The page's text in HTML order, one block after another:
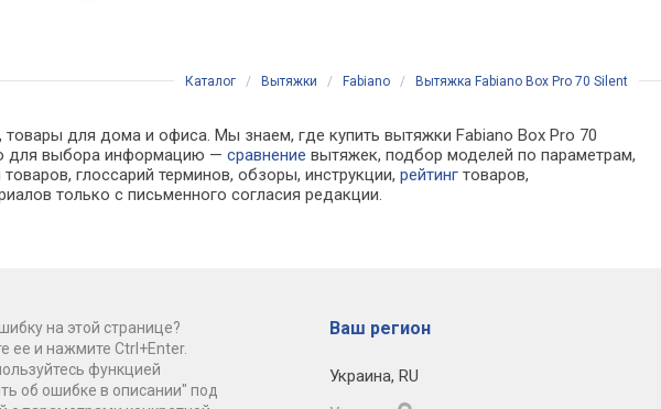
Каталог / Вытяжки / Fabiano / Вытяжка Fabiano Box Pro 70 Silent
для дома и офиса. Мы знаем, где купить вытяжки Fabiano Box Pro 70
для выбора информацию —сравнение вытяжек, подбор моделей по параметрам,
глоссарий терминов, обзоры, инструкции,рейтинг товаров,
только с письменного согласия редакции.
на этой странице?
ее и нажмите Ctrl+Enter.
функцией
об ошибке в описании" под
Ваш регион
Украина, RU